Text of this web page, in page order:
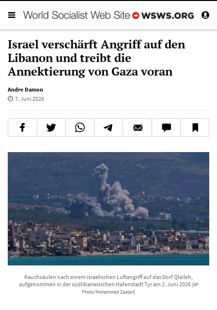
Israel verschärft Angriff auf den
Libanon und treibt die
Annektierung von Gaza voran
Andre Damon
7. Juni 2026
Rauchsäulen nach einem israelischen Luftangriff auf das Dorf Qlaileh,
aufgenommen in der südlibanesischen Hafenstadt Tyr am 2. Juni 2026 [AP
Photo/Mohammed Zaatari]